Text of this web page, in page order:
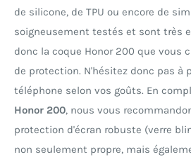
de silicone, de TPU ou encore de
soigneusement testés et sont très
donc la coque Honor 200 que vous
de protection. N'hésitez donc pas à
téléphone selon vos goûts. En
Honor 200, nous vous
protection d'écran robuste (verre
non seulement propre, mais